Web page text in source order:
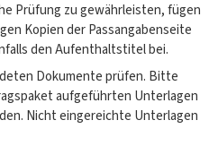
Prüfung zu gewährleisten, fügen
Kopien der Passangabenseite
den Aufenthaltstitel bei.
Dokumente prüfen. Bitte
aufgeführten Unterlagen
Nicht eingereichte Unterlagen